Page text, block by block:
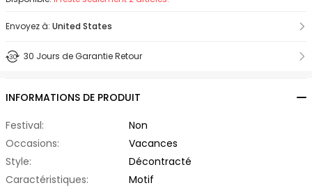
Envoyez à: United States
30 Jours de Garantie Retour
INFORMATIONS DE PRODUIT
Festival:
Non
Occasions:
Vacances
Style:
Décontracté
Caractéristiques:
Motif